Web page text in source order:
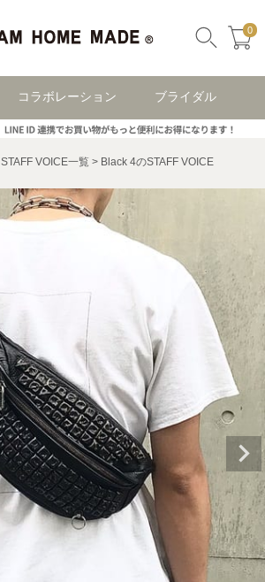
0
コラボレーション ブライダル
STAFF VOICE一覧 Black 4のSTAFF VOICE